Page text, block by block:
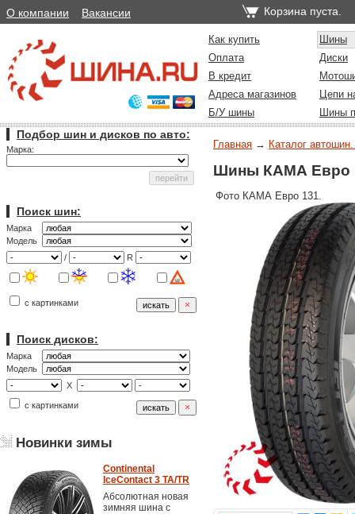
О компании Вакансии Корзина пуста.
Как купить
Шины
Оплата
Диски
В кредит
Адреса магазинов
Цепи
Б/У шины
Шины
Подбор шин и дисков по авто:
Марка:
Поиск шин:
Марка
Модель
/
R
с картинками
Поиск дисков:
Марка
Модель
X
с картинками
Новинки зимы
Continental
IceContact 3 TA/TR
Абсолютная новая
зимняя шина с
Главная → Каталог
Шины КАМА Евро
Фото КАМА Евро 131.